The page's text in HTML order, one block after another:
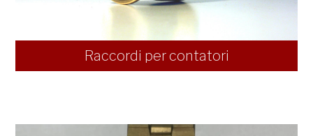
Raccordi per contatori